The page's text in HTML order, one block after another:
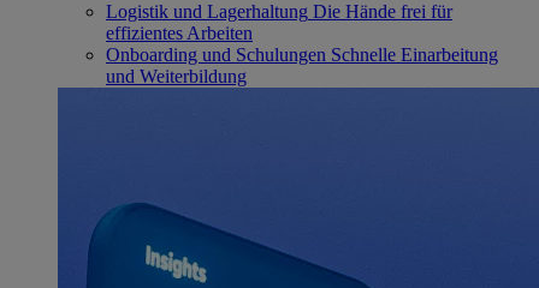
Logistik und Lagerhaltung Die Hände frei für
effizientes Arbeiten
Onboarding und Schulungen Schnelle Einarbeitung
und Weiterbildung